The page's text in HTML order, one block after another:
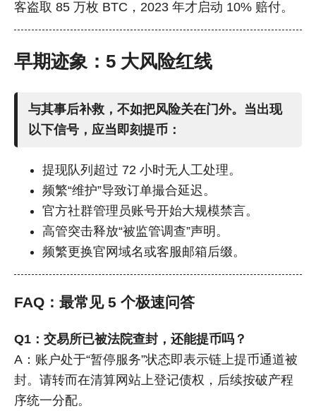
客盗取 85 万枚 BTC，2023 年才启动 10% 赔付。
早期迹象：5 大风险红线
与其事后补救，不如把风险关在门外。当出现
以下信号，应当即刻提币：
提现队列超过 72 小时无人工处理。
频繁“维护”导致订单撮合延迟。
官方社群管理员账号开始大规模禁言。
高管突击释放“被监管调查”声明。
频繁更换官网域名或客服邮箱后缀。
FAQ：最常见 5 个极速问答
Q1：交易所已被法院查封，还能提币吗？
A：账户处于“暂停服务”状态即表示链上提币通道被
封。请转而在清算网站上登记债权，后续按破产程
序统一分配。